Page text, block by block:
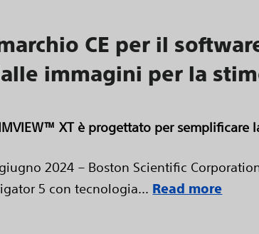
CE per il
immagini per la
XT è progettato per semplificare
2024 – Boston Scientific
5 con tecnologia... Read more